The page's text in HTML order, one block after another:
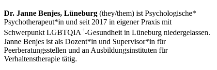
Dr. Janne Benjes, Lüneburg (they/them) ist Psychologische*
Psychotherapeut*in und seit 2017 in eigener Praxis mit
Schwerpunkt LGBTQIA+-Gesundheit in Lüneburg niedergelassen.
Janne Benjes ist als Dozent*in und Supervisor*in für
Peerberatungsstellen und an Ausbildungsinstituten für
Verhaltenstherapie tätig.